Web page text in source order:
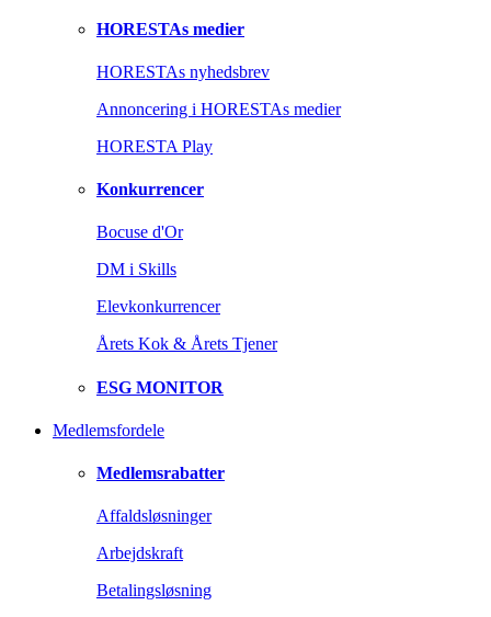
HORESTAs medier
HORESTAs nyhedsbrev
Annoncering i HORESTAs medier
HORESTA Play
Konkurrencer
Bocuse d'Or
DM i Skills
Elevkonkurrencer
Årets Kok & Årets Tjener
ESG MONITOR
Medlemsfordele
Medlemsrabatter
Affaldsløsninger
Arbejdskraft
Betalingsløsning